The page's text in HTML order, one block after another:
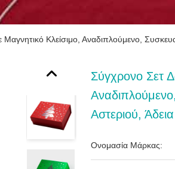
Κλείσιμο, Αναδιπλούμενο,
Σύγχρονο Σετ
Αστεριού,
Ονομασία Μάρκας: